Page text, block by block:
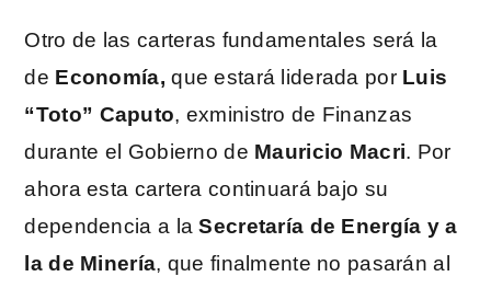
Otro de las carteras fundamentales será la
de Economía, que estará liderada por Luis
“Toto” Caputo, exministro de Finanzas
durante el Gobierno de Mauricio Macri. Por
ahora esta cartera continuará bajo su
dependencia a laSecretaría de Energía y a
la de Minería, que finalmente no pasarán al